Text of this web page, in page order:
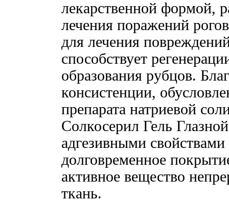
лекарственной формой,
лечения поражений
для лечения
способствует
образования рубцов.
консистенции,
препарата натриевой
Солкосерил Гель
адгезивными
долговременное
активное вещество
ткань.